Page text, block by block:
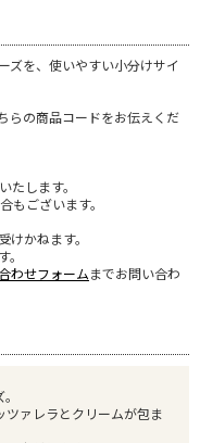
ズを、使いやすい小分けサイ
の商品コードをお伝えくだ
します。
ございます。
かねます。
わせフォームまでお問い合わ
ァレラとクリームが包ま